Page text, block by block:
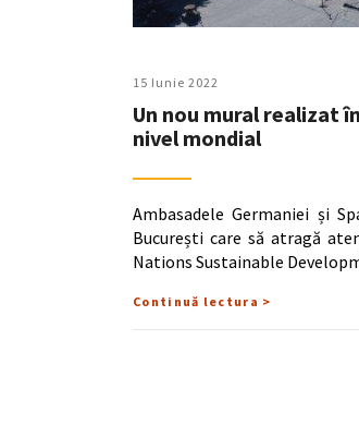
15 Iunie 2022
Un nou mural realizat
nivel mondial
Ambasadele Germaniei și
București care să atragă
Nations Sustainable
Continuă lectura >